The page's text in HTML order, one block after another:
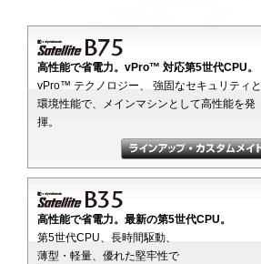
高性能で省電力。vPro™ 対応第5世代CPU。
vPro™ テクノロジー、 強固なセキュリティと
環境性能で、メインマシンとして高性能を発
揮。
高性能で省電力。最新の第5世代CPU。
第5世代CPU、長時間駆動、
薄型・軽量、優れた堅牢性で